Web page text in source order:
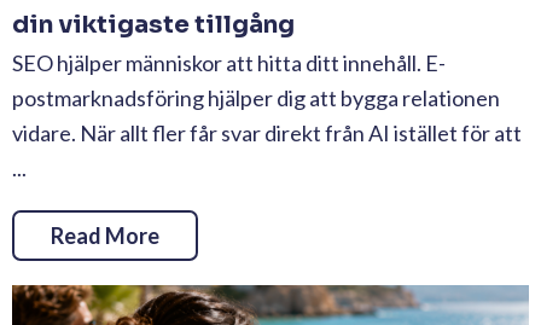
din viktigaste tillgång
SEO hjälper människor att hitta ditt innehåll. E-
postmarknadsföring hjälper dig att bygga relationen
vidare. När allt fler får svar direkt från AI istället för att
...
Read More